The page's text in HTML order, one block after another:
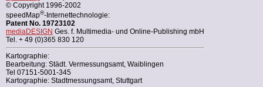
© Copyright 1996-2002
speedMap®-Internettechnologie:
Patent No. 19723102
mediaDESIGN Ges. f. Multimedia- und Online-Publishing mbH
Tel. + 49 (0)365 830 120
Kartographie:
Bearbeitung: Städt. Vermessungsamt, Waiblingen
Tel 07151-5001-345
Kartographie: Stadtmessungsamt, Stuttgart